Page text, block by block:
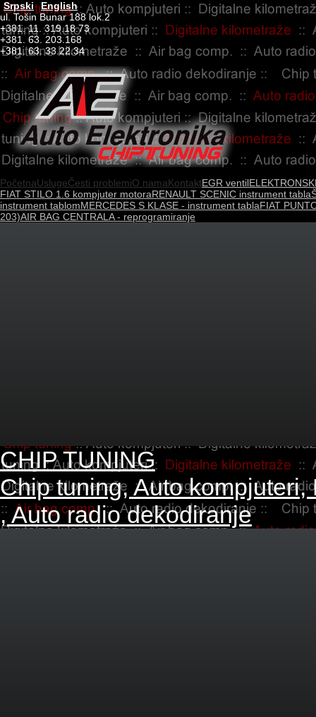
Srpski
English
ul. Tošin Bunar 188 lok.2
+381. 11. 319.18.73
+381. 63. 203.168
+381. 63. 33.22.34
PočetnaUslugeČesti problemiO namaKontaktEGR ventil
FIAT STILO 1.6 kompjuter motoraRENAULT SCENIC instrument tabla
instrument tablomMERCEDES S KLASE - instrument tablaFIAT
203)AIR BAG CENTRALA - reprogramiranje
CHIP TUNING
Chip tuning, Auto
, Auto radio dekodiranje